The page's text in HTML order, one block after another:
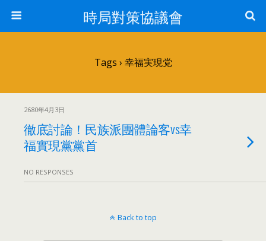
時局對策協議會
Tags › 幸福実現党
2680年4月3日
徹底討論！民族派團體論客vs幸
福實現黨黨首
NO RESPONSES
Back to top